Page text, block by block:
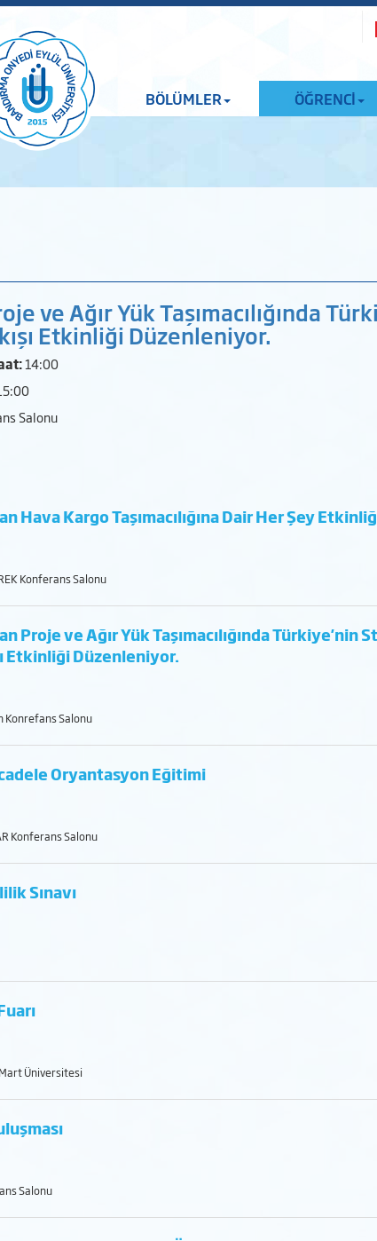
BÖLÜMLER ÖĞRENCİ
ve Ağır Yük Taşımacılığında
Etkinliği Düzenleniyor.
14:00
Salonu
Hava Kargo Taşımacılığına Dair Her Şey
Konferans Salonu
Proje ve Ağır Yük Taşımacılığında Türkiye'nin
Etkinliği Düzenleniyor.
Konrefans Salonu
Oryantasyon Eğitimi
Konferans Salonu
Sınavı
Üniversitesi
Salonu